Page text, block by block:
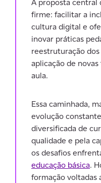
A proposta central
firme: facilitar a
cultura digital e
inovar práticas
reestruturação
aplicação de
aula.
Essa caminhada,
evolução
diversificada de
qualidade e pela
os desafios
educação básica.
formação voltadas